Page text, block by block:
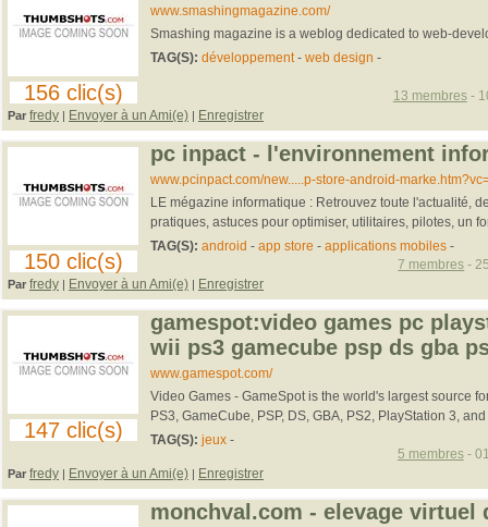
156 clic(s)
www.smashingmagazine.com/
Smashing magazine is a weblog dedicated to web-
TAG(S): développement- web design -
Par fredy | Envoyer à un Ami(e) | Enregistrer
13 membres-
150 clic(s)
pc inpact - l'environnement
www.pcinpact.com/new.....p-store-android-
LE mégazine informatique : Retrouvez toute l'actualité,
pratiques, astuces pour optimiser, utilitaires, pilotes, un
TAG(S): android - app store - applications mobiles-
Par fredy | Envoyer à un Ami(e) | Enregistrer
7 membres -
147 clic(s)
gamespot:video games pc
wii ps3 gamecube psp ds gba
www.gamespot.com/
Video Games - GameSpot is the world's largest source
PS3, GameCube, PSP, DS, GBA, PS2, PlayStation 3,
TAG(S): jeux-
Par fredy | Envoyer à un Ami(e) | Enregistrer
5 membres-
monchval.com - elevage virtuel